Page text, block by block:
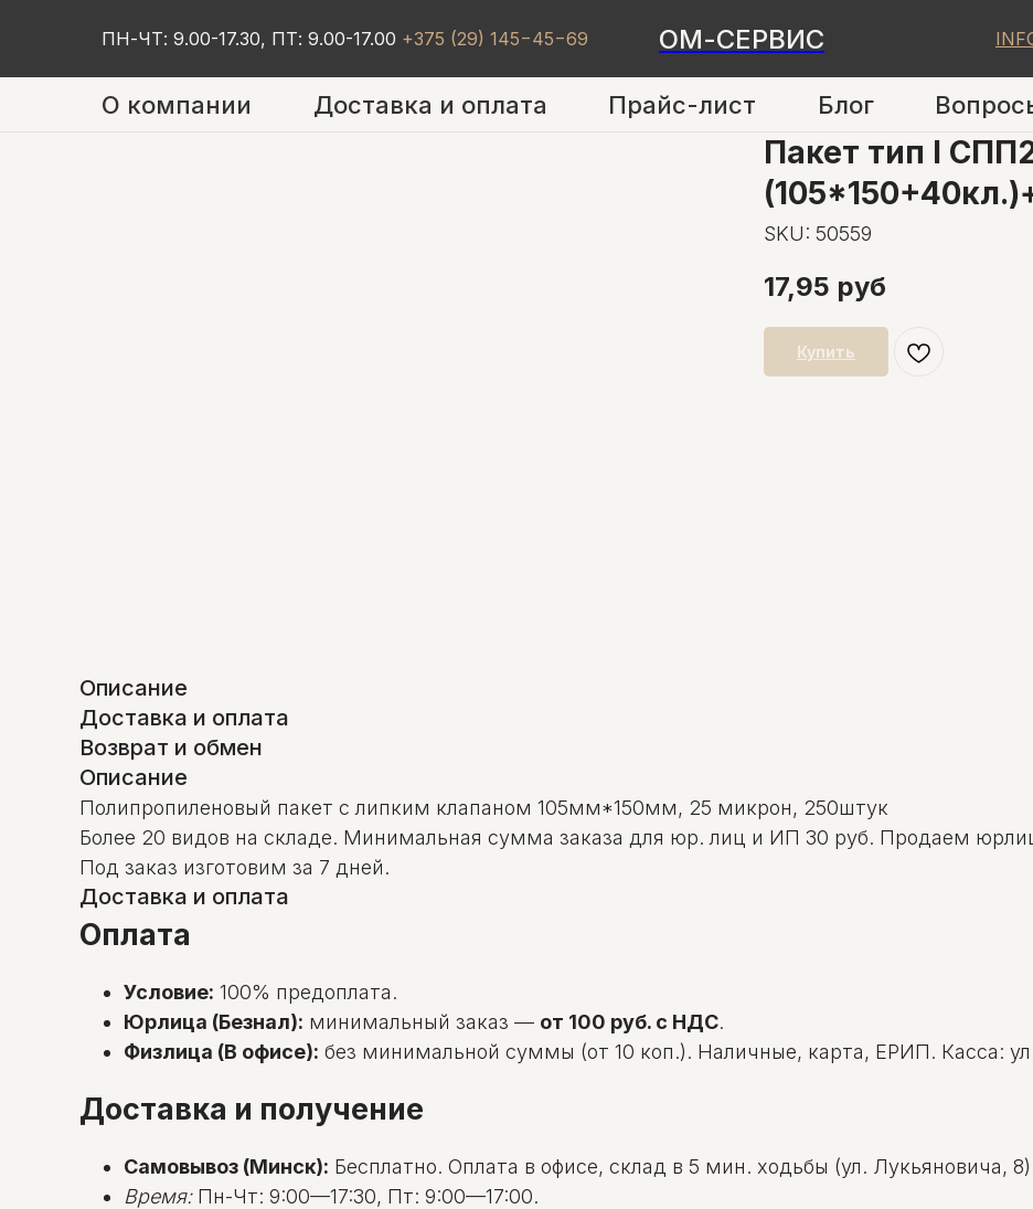
ПН-ЧТ: 9.00-17.30, ПТ: 9.00-17.00 +375 (29) 145−45−69 ОМ-СЕРВИС
О компании Доставка и оплата Прайс-лист Блог
Пакет тип I
SKU: 50559
17,95 руб
Купить
Описание
Доставка и оплата
Возврат и обмен
Описание
Полипропиленовый пакет с липким клапаном 105мм*150мм, 25 микрон, 250штук
Более 20 видов на складе. Минимальная сумма заказа для юр. лиц и ИП 30 руб. Продаем
Под заказ изготовим за 7 дней.
Доставка и оплата
Оплата
Условие: 100% предоплата.
Юрлица (Безнал): минимальный заказ — от 100 руб. с НДС.
Физлица (В офисе): без минимальной суммы (от 10 коп.). Наличные, карта, ЕРИП. Касса:
Доставка и получение
Самовывоз (Минск): Бесплатно. Оплата в офисе, склад в 5 мин. ходьбы (ул. Лукьяновича,
Время:Пн-Чт: 9:00—17:30, Пт: 9:00—17:00.